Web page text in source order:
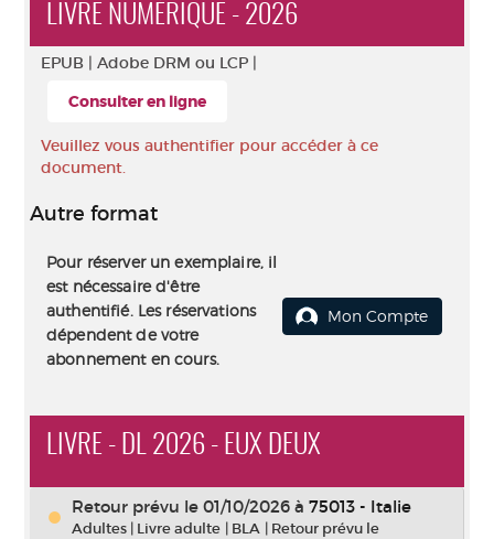
LIVRE NUMÉRIQUE - 2026
EPUB | Adobe DRM ou LCP |
Consulter en ligne
Veuillez vous authentifier pour accéder à ce
document.
Autre format
Pour réserver un exemplaire, il
est nécessaire d'être
authentifié. Les réservations
dépendent de votre
abonnement en cours.
Mon Compte
LIVRE - DL 2026 - EUX DEUX
Retour prévu le 01/10/2026 à 75013 - Italie
Adultes | Livre adulte | BLA | Retour prévu le